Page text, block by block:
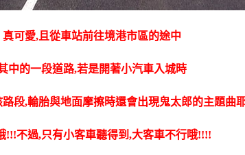
真可愛,且從車站前往境港市區的途中
中的一段道路,若是開著小汽車入城時
段,輪胎與地面摩擦時還會出現鬼太郎的主題曲
!!!不過,只有小客車聽得到,大客車不行哦!!!!